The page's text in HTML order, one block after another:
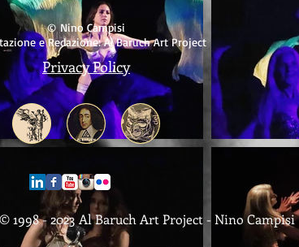
© Nino Campisi
e Redazione: Al Baruch Art Project
Privacy Policy
1998 - 2023 Al Baruch Art Project - Nino Campisi